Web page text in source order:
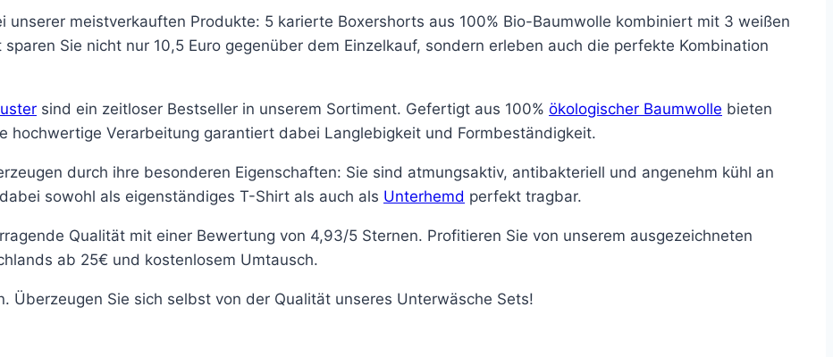
unserer meistverkauften Produkte: 5 karierte Boxershorts aus 100% Bio-Baumwolle kombiniert mit 3 weißen
sparen Sie nicht nur 10,5 Euro gegenüber dem Einzelkauf, sondern erleben auch die perfekte Kombination
sind ein zeitloser Bestseller in unserem Sortiment. Gefertigt aus 100% ökologischer Baumwolle bieten
hochwertige Verarbeitung garantiert dabei Langlebigkeit und Formbeständigkeit.
durch ihre besonderen Eigenschaften: Sie sind atmungsaktiv, antibakteriell und angenehm kühl an
sowohl als eigenständiges T-Shirt als auch als Unterhemd perfekt tragbar.
Qualität mit einer Bewertung von 4,93/5 Sternen. Profitieren Sie von unserem ausgezeichneten
ab 25€ und kostenlosem Umtausch.
Überzeugen Sie sich selbst von der Qualität unseres Unterwäsche Sets!